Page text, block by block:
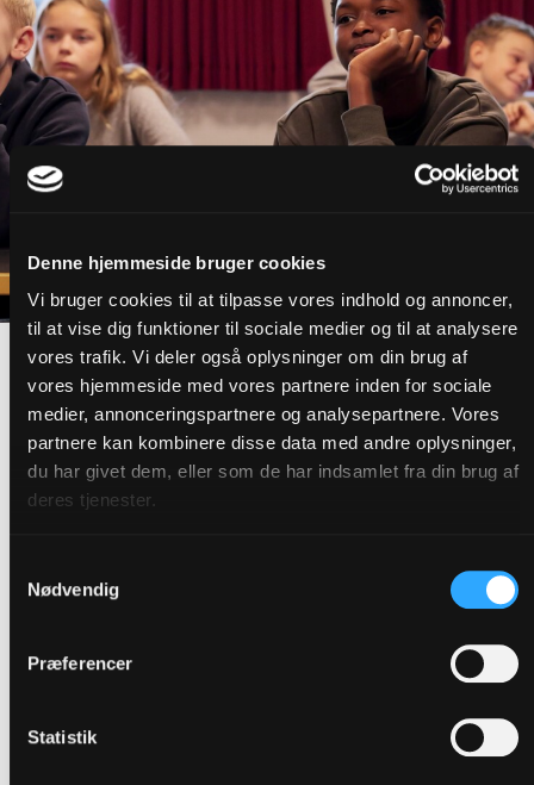
Denne hjemmeside bruger cookies
Vi bruger cookies til at tilpasse vores indhold og annoncer,
til at vise dig funktioner til sociale medier og til at analysere
vores trafik. Vi deler også oplysninger om din brug af
vores hjemmeside med vores partnere inden for sociale
medier, annonceringspartnere og analysepartnere. Vores
partnere kan kombinere disse data med andre oplysninger,
du har givet dem, eller som de har indsamlet fra din brug af
deres tjenester.
Nødvendig
Præferencer
Statistik
Ivan Cyiza Kabenera var en af de aktive lyttere i undervisningen.
Han sætter pris på, at hans undervisere har hver deres forcer.
- Jeg har slet ikke den samme teologiske baggrundsviden
som en præst. Derfor nyder jeg godt af at kunne læne mig
ind i den teologi, som Mette bringer med ind i
undervisningen. Særligt er det godt at have en præst til at
Det er ikke kun Mette Gautier og Mette Thybo Jensen,
der ser en stor værdi i, at undervisningen er blevet en
fælles opgave. Spørger man årets konfirmander, så er der